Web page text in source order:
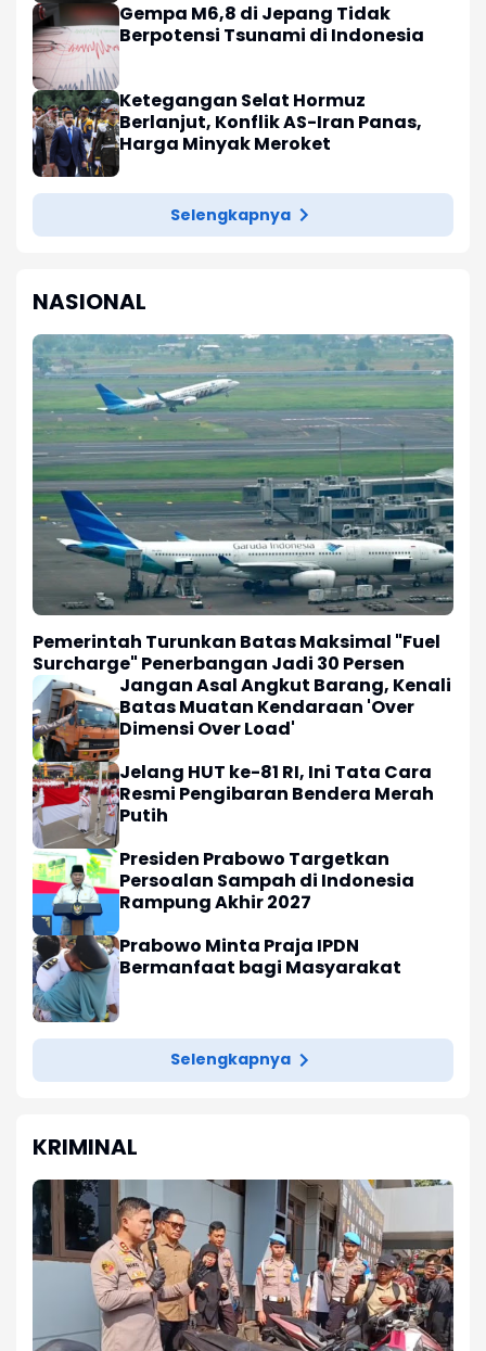
Gempa M6,8 di Jepang Tidak
Berpotensi Tsunami di Indonesia
Ketegangan Selat Hormuz
Berlanjut, Konflik AS-Iran Panas,
Harga Minyak Meroket
Selengkapnya
NASIONAL
Pemerintah Turunkan Batas Maksimal "Fuel
Surcharge" Penerbangan Jadi 30 Persen
Jangan Asal Angkut Barang, Kenali
Batas Muatan Kendaraan 'Over
Dimensi Over Load'
Jelang HUT ke-81 RI, Ini Tata Cara
Resmi Pengibaran Bendera Merah
Putih
Presiden Prabowo Targetkan
Persoalan Sampah di Indonesia
Rampung Akhir 2027
Prabowo Minta Praja IPDN
Bermanfaat bagi Masyarakat
Selengkapnya
KRIMINAL